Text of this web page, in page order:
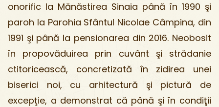
onorific la Mănăstirea Sinaia până în 1990 şi
paroh la Parohia Sfântul Nicolae Câmpina, din
1991 şi până la pensionarea din 2016. Neobosit
în propovăduirea prin cuvânt şi strădanie
ctitoricească, concretizată în zidirea unei
biserici noi, cu arhitectură şi pictură de
excepţie, a demonstrat că până şi în condiţii